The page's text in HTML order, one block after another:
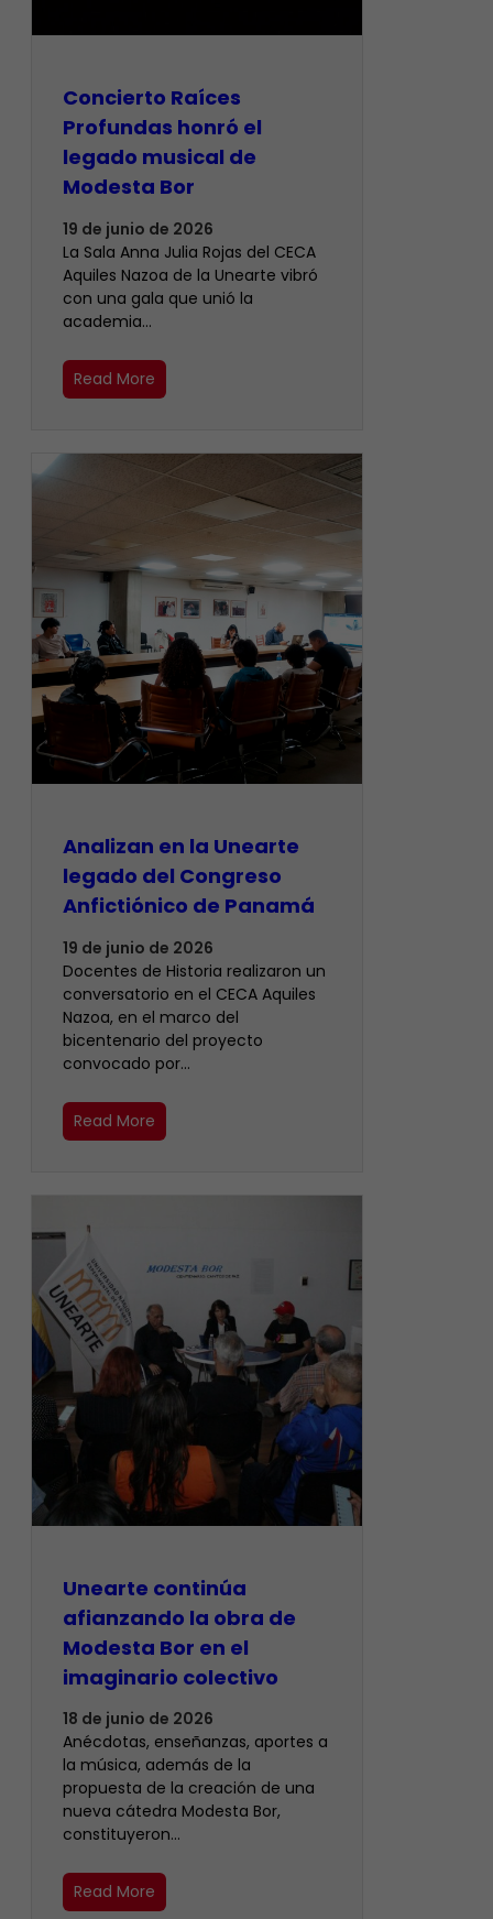
​Concierto Raíces
Profundas honró el
legado musical de
Modesta Bor
19 de junio de 2026
La Sala Anna Julia Rojas del CECA
Aquiles Nazoa de la Unearte vibró
con una gala que unió la
academia…
Read More
Analizan en la Unearte
legado del Congreso
Anfictiónico de Panamá
19 de junio de 2026
Docentes de Historia realizaron un
conversatorio en el CECA Aquiles
Nazoa, en el marco del
bicentenario del proyecto
convocado por…
Read More
Unearte continúa
afianzando la obra de
Modesta Bor en el
imaginario colectivo
18 de junio de 2026
Anécdotas, enseñanzas, aportes a
la música, además de la
propuesta de la creación de una
nueva cátedra Modesta Bor,
constituyeron…
Read More